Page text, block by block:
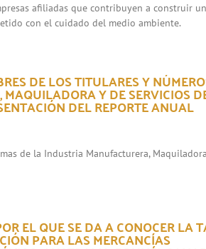
afiliadas que contribuyen a construir
con el cuidado del medio ambiente.
DE LOS TITULARES Y
Y DE SERVICIOS
DEL REPORTE ANUAL
de la Industria Manufacturera,
EL QUE SE DA A CONOCER LA
PARA LAS MERCANCÍAS